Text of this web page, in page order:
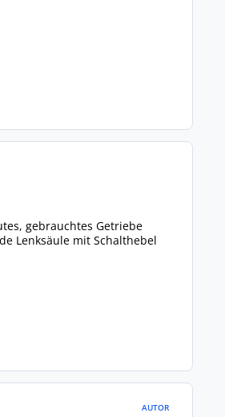
gebrauchtes Getriebe
Lenksäule mit Schalthebel
AUTOR